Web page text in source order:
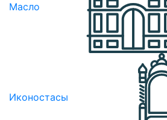
Масло
Иконостасы